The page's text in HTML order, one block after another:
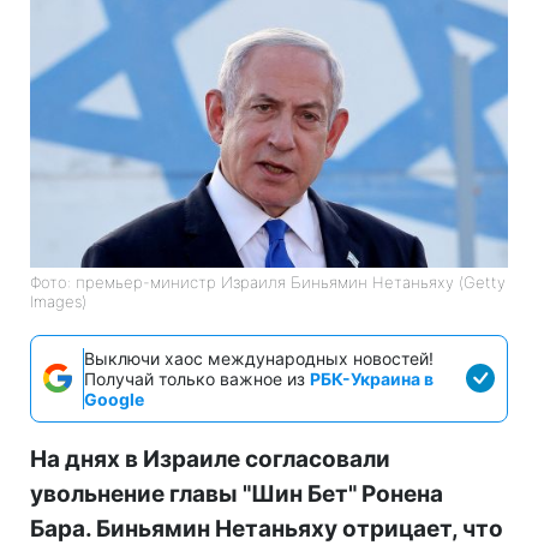
Фото: премьер-министр Израиля Биньямин Нетаньяху (Getty
Images)
Выключи хаос международных новостей!
Получай только важное из РБК-Украина в
Google
На днях в Израиле согласовали
увольнение главы "Шин Бет" Ронена
Бара. Биньямин Нетаньяху отрицает, что